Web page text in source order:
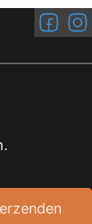
Volg